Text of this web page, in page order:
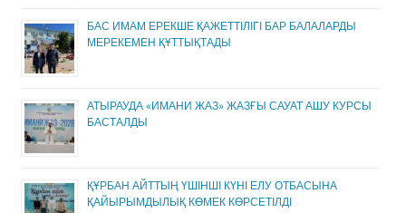
БАС ИМАМ ЕРЕКШЕ ҚАЖЕТТІЛІГІ БАР БАЛАЛАРДЫ
МЕРЕКЕМЕН ҚҰТТЫҚТАДЫ
АТЫРАУДА «ИМАНИ ЖАЗ» ЖАЗҒЫ САУАТ АШУ КУРСЫ
БАСТАЛДЫ
ҚҰРБАН АЙТТЫҢ ҮШІНШІ КҮНІ ЕЛУ ОТБАСЫНА
ҚАЙЫРЫМДЫЛЫҚ КӨМЕК КӨРСЕТІЛДІ